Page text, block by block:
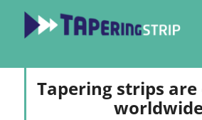
Tapering strips